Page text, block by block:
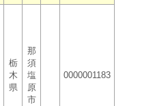
栃
木
県
那
須
塩
原
市
0000001183